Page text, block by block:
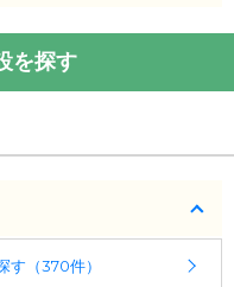
アセツメントや介
ム西阿知のページで
ム西阿知の入居金・
を探す
す（370件）